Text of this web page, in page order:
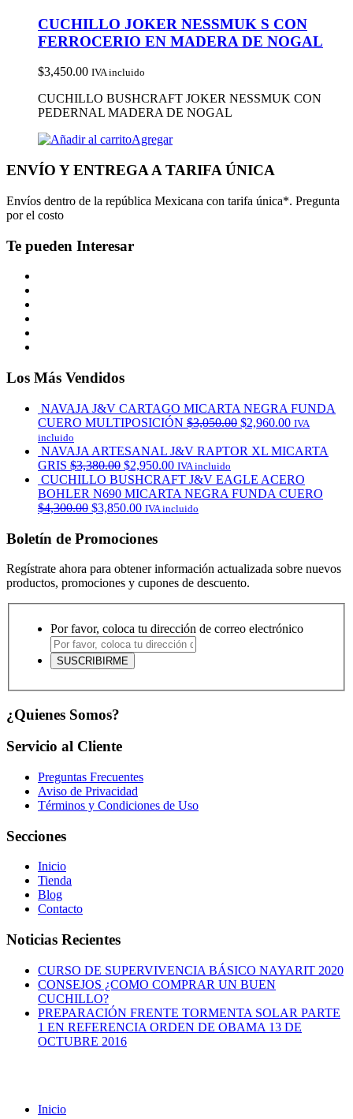
CUCHILLO JOKER NESSMUK S CON
FERROCERIO EN MADERA DE NOGAL
$3,450.00 IVA incluido
CUCHILLO BUSHCRAFT JOKER NESSMUK CON
PEDERNAL MADERA DE NOGAL
Agregar
ENVÍO Y ENTREGA A TARIFA ÚNICA
Envíos dentro de la república Mexicana con tarifa única*. Pregunta
por el costo
Te pueden Interesar
Los Más Vendidos
NAVAJA J&V CARTAGO MICARTA NEGRA FUNDA
CUERO MULTIPOSICIÓN $3,050.00 $2,960.00 IVA
incluido
NAVAJA ARTESANAL J&V RAPTOR XL MICARTA
GRIS $3,380.00 $2,950.00 IVA incluido
CUCHILLO BUSHCRAFT J&V EAGLE ACERO
BOHLER N690 MICARTA NEGRA FUNDA CUERO
$4,300.00 $3,850.00 IVA incluido
Boletín de Promociones
Regístrate ahora para obtener información actualizada sobre nuevos
productos, promociones y cupones de descuento.
Por favor, coloca tu dirección de correo electrónico
¿Quienes Somos?
Servicio al Cliente
Preguntas Frecuentes
Aviso de Privacidad
Términos y Condiciones de Uso
Secciones
Inicio
Tienda
Blog
Contacto
Noticias Recientes
CURSO DE SUPERVIVENCIA BÁSICO NAYARIT 2020
CONSEJOS ¿COMO COMPRAR UN BUEN
CUCHILLO?
PREPARACIÓN FRENTE TORMENTA SOLAR PARTE
1 EN REFERENCIA ORDEN DE OBAMA 13 DE
OCTUBRE 2016
Inicio